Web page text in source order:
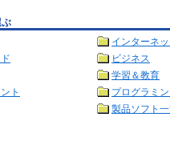
ぶ
インターネ
ビジネス
学習＆教育
ト
プログラミ
製品ソフト